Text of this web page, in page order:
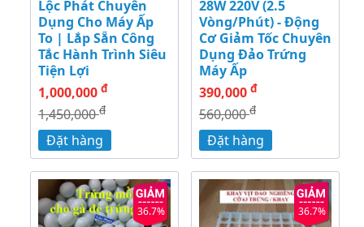
Lộc Phát Chuyên
Dụng Cho Máy Ấp
To | Lắp Sẵn Công
Tắc Hành Trình Siêu
Tiện Lợi
1,000,000 đ
1,450,000đ
Đặt hàng
28W 220V (2.5
Vòng/Phút) - Động
Cơ Giảm Tốc Chuyên
Dụng Đảo Trứng
Máy Ấp
390,000 đ
560,000đ
Đặt hàng
36.7% 36.7%